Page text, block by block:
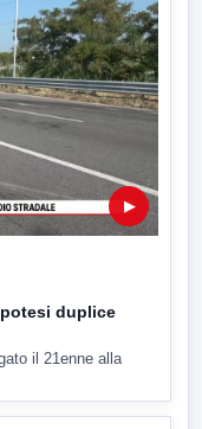
▶
duplice
il 21enne alla